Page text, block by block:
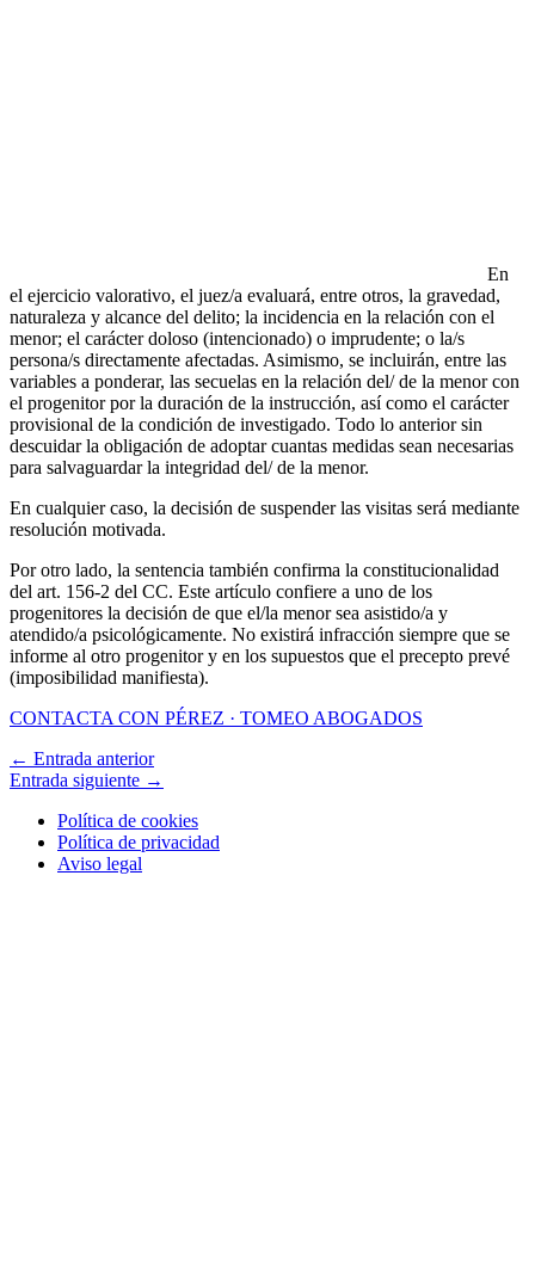
En
el ejercicio valorativo, el juez/a evaluará, entre otros, la gravedad,
naturaleza y alcance del delito; la incidencia en la relación con el
menor; el carácter doloso (intencionado) o imprudente; o la/s
persona/s directamente afectadas. Asimismo, se incluirán, entre las
variables a ponderar, las secuelas en la relación del/ de la menor con
el progenitor por la duración de la instrucción, así como el carácter
provisional de la condición de investigado. Todo lo anterior sin
descuidar la obligación de adoptar cuantas medidas sean necesarias
para salvaguardar la integridad del/ de la menor.
En cualquier caso, la decisión de suspender las visitas será mediante
resolución motivada.
Por otro lado, la sentencia también confirma la constitucionalidad
del art. 156-2 del CC. Este artículo confiere a uno de los
progenitores la decisión de que el/la menor sea asistido/a y
atendido/a psicológicamente. No existirá infracción siempre que se
informe al otro progenitor y en los supuestos que el precepto prevé
(imposibilidad manifiesta).
CONTACTA CON PÉREZ · TOMEO ABOGADOS
← Entrada anterior
Entrada siguiente →
Política de cookies
Política de privacidad
Aviso legal